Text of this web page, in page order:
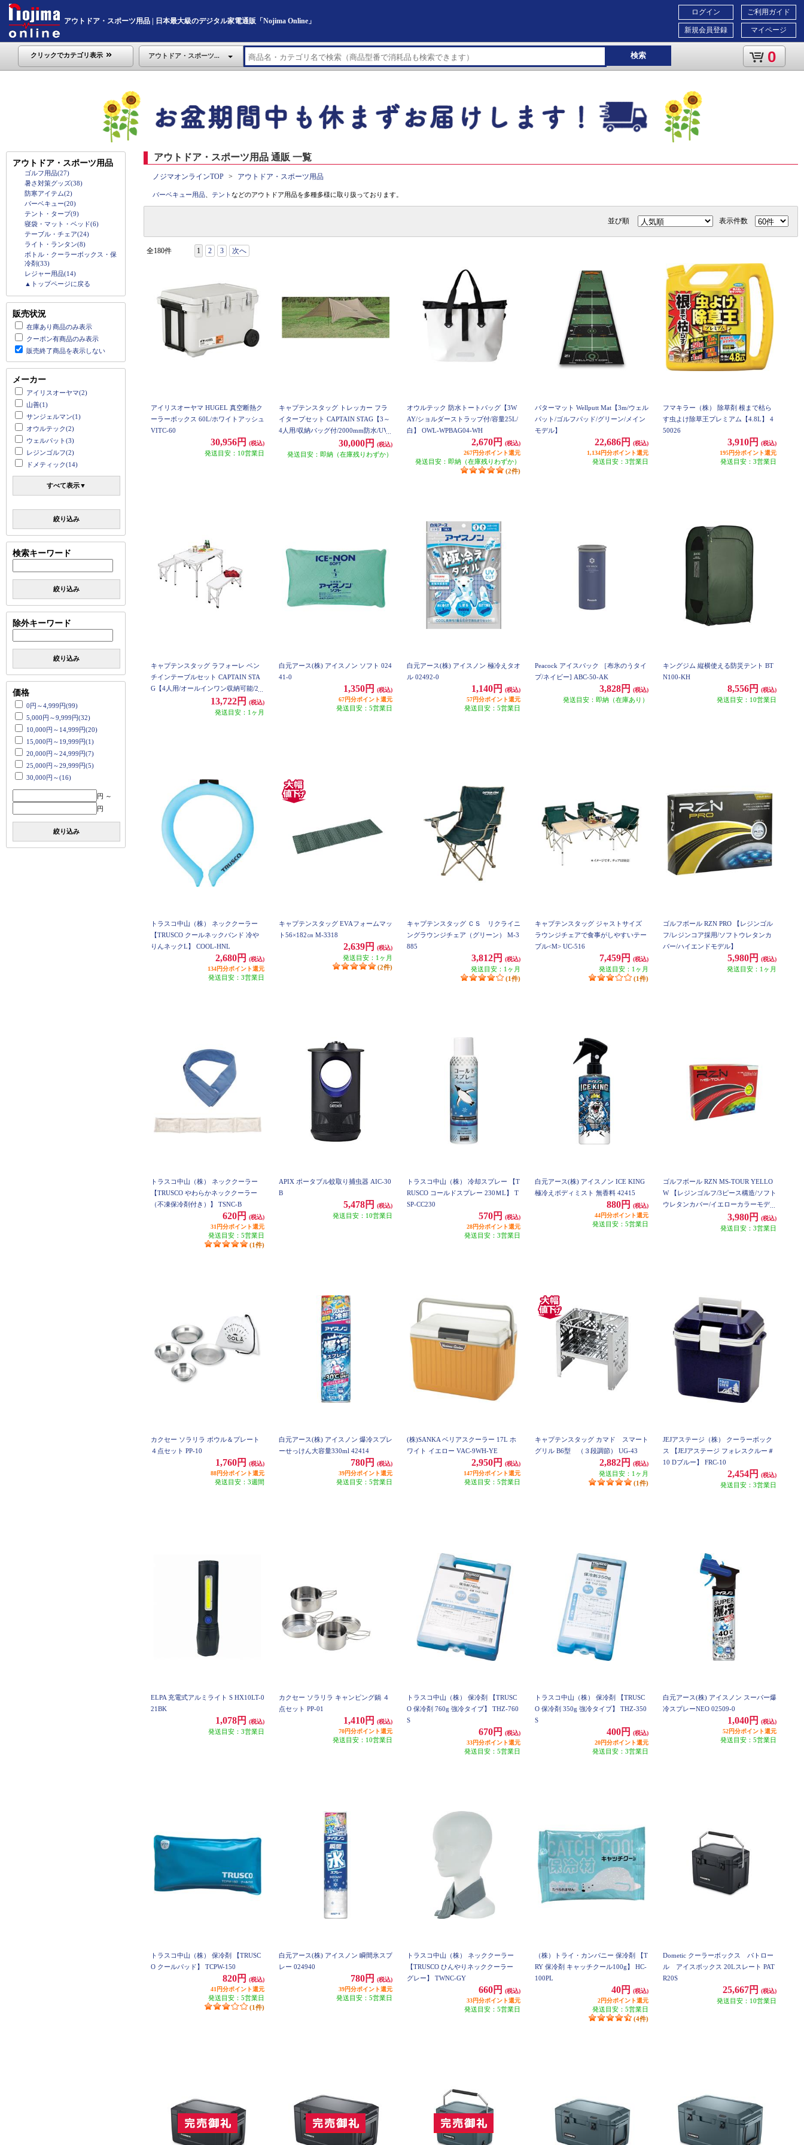
アウトドア・スポーツ用品 | 日本最大級のデジタル家電通販「Nojima Online」
ご利用ガイド
マイページ
ログイン
新規会員登録
クリックでカテゴリ表示 アウトドア・スポーツ... 検索 0
アウトドア・スポーツ用品
ゴルフ用品(27)
暑さ対策グッズ(38)
防寒アイテム(2)
バーベキュー(20)
テント・タープ(9)
寝袋・マット・ベッド(6)
テーブル・チェア(24)
ライト・ランタン(8)
ボトル・クーラーボックス・保
冷剤(33)
レジャー用品(14)
▲トップページに戻る
販売状況
在庫あり商品のみ表示
クーポン有商品のみ表示
販売終了商品を表示しない
メーカー
アイリスオーヤマ(2)
山善(1)
サンジェルマン(1)
オウルテック(2)
ウェルパット(3)
レジンゴルフ(2)
ドメティック(14)
すべて表示▼
絞り込み
検索キーワード
絞り込み
除外キーワード
絞り込み
価格
0円～4,999円(99)
5,000円～9,999円(32)
10,000円～14,999円(20)
15,000円～19,999円(1)
20,000円～24,999円(7)
25,000円～29,999円(5)
30,000円～(16)
円 ～
円
絞り込み
アウトドア・スポーツ用品 通販 一覧
ノジマオンラインTOP アウトドア・スポーツ用品
バーベキュー用品 テントなどのアウトドア用品を多種多様に取り扱っております。
並び順 表示件数
全180件 1 2 3 次へ
アイリスオーヤマ HUGEL 真空断熱ク
ーラーボックス 60L/ホワイトアッシュ
VITC-60
30,956円 (税込)
発送目安：10営業日
キャプテンスタッグ トレッカー フラ
イタープセット CAPTAIN STAG【3～
4人用/収納バッグ付/2000mm防水/UV
カット/カーキ】 UA-109030,000円 (税込)
発送目安：即納（在庫残りわずか）
オウルテック 防水トートバッグ【3W
AY/ショルダーストラップ付/容量25L/
白】 OWL-WPBAG04-WH
2,670円
(税込)
267円分ポイント還元
発送目安：即納（在庫残りわずか）
(2件)
パターマット Wellputt Mat【3m/ウェル
パット/ゴルフパッド/グリーン/メイン
モデル】
22,686円
(税込)
1,134円分ポイント還元
発送目安：3営業日
フマキラー（株） 除草剤 根まで枯ら
す虫よけ除草王プレミアム【4.8L】 4
50026
3,910円
(税込)
195円分ポイント還元
発送目安：3営業日
キャプテンスタッグ ラフォーレ ベン
チインテーブルセット CAPTAIN STA
G【4人用/オールインワン収納可能/2
段階調節可能(テーブル)】 UC-5
13,722円 (税込)
発送目安：1ヶ月
白元アース(株) アイスノン ソフト 024
41-0
1,350円
(税込)
67円分ポイント還元
発送目安：5営業日
白元アース(株) アイスノン 極冷えタオ
ル 02492-0
1,140円
(税込)
57円分ポイント還元
発送目安：5営業日
Peacock アイスパック ［布氷のうタイ
プ/ネイビー] ABC-50-AK
3,828円 (税込)
発送目安：即納（在庫あり）
キングジム 縦横使える防災テント BT
N100-KH
8,556円 (税込)
発送目安：10営業日
トラスコ中山（株） ネッククーラー
【TRUSCO クールネックバンド 冷や
りんネックL】 COOL-HNL
2,680円
(税込)
134円分ポイント還元
発送目安：3営業日
キャプテンスタッグ EVAフォームマッ
ト56×182㎝ M-3318
2,639円 (税込)
発送目安：1ヶ月
(2件)
キャプテンスタッグ ＣＳ リクライニ
ングラウンジチェア（グリーン） M-3
885
3,812円 (税込)
発送目安：1ヶ月
(1件)
キャプテンスタッグ ジャストサイズ
ラウンジチェアで食事がしやすいテー
ブル<M> UC-516
7,459円 (税込)
発送目安：1ヶ月
(1件)
ゴルフボール RZN PRO 【レジンゴル
フ/レジンコア採用/ソフトウレタンカ
バー/ハイエンドモデル】
5,980円 (税込)
発送目安：1ヶ月
トラスコ中山（株） ネッククーラー
【TRUSCO やわらかネッククーラー
（不凍保冷剤付き）】 TSNC-B
620円
(税込)
31円分ポイント還元
発送目安：5営業日
(1件)
APIX ポータブル蚊取り捕虫器 AIC-30
B
5,478円 (税込)
発送目安：10営業日
トラスコ中山（株） 冷却スプレー 【T
RUSCO コールドスプレー 230ＭL】 T
SP-CC230
570円
(税込)
28円分ポイント還元
発送目安：3営業日
白元アース(株) アイスノン ICE KING
極冷えボディミスト 無香料 42415
880円
(税込)
44円分ポイント還元
発送目安：5営業日
ゴルフボール RZN MS-TOUR YELLO
W 【レジンゴルフ/3ピース構造/ソフト
ウレタンカバー/イエローカラーモデ
3,980円 (税込)
発送目安：3営業日
カクセー ソラリラ ボウル＆プレート
４点セット PP-10
1,760円
(税込)
88円分ポイント還元
発送目安：3週間
白元アース(株) アイスノン 爆冷スプレ
ーせっけん大容量330ml 42414
780円
(税込)
39円分ポイント還元
発送目安：5営業日
(株)SANKA ベリアスクーラー 17L ホ
ワイト イエロー VAC-9WH-YE
2,950円
(税込)
147円分ポイント還元
発送目安：5営業日
キャプテンスタッグ カマド スマート
グリル B6型 （３段調節） UG-43
2,882円 (税込)
発送目安：1ヶ月
(1件)
JEJアステージ（株） クーラーボック
ス 【JEJアステージ フォレスクルー＃
10 Dブルー】 FRC-10
2,454円 (税込)
発送目安：3営業日
ELPA 充電式アルミライト S HX10LT-0
21BK
1,078円 (税込)
発送目安：3営業日
カクセー ソラリラ キャンピング鍋 ４
点セット PP-01
1,410円
(税込)
70円分ポイント還元
発送目安：10営業日
トラスコ中山（株） 保冷剤 【TRUSC
O 保冷剤 760g 強冷タイプ】 THZ-760
S
670円
(税込)
33円分ポイント還元
発送目安：5営業日
トラスコ中山（株） 保冷剤 【TRUSC
O 保冷剤 350g 強冷タイプ】 THZ-350
S
400円
(税込)
20円分ポイント還元
発送目安：3営業日
白元アース(株) アイスノン スーパー爆
冷スプレーNEO 02509-0
1,040円
(税込)
52円分ポイント還元
発送目安：5営業日
トラスコ中山（株） 保冷剤 【TRUSC
O クールパッド】 TCPW-150
820円
(税込)
41円分ポイント還元
発送目安：5営業日
(1件)
白元アース(株) アイスノン 瞬間氷スプ
レー 024940
780円
(税込)
39円分ポイント還元
発送目安：5営業日
トラスコ中山（株） ネッククーラー
【TRUSCO ひんやりネッククーラー
グレー】 TWNC-GY
660円
(税込)
33円分ポイント還元
発送目安：5営業日
（株）トライ・カンパニー 保冷剤 【T
RY 保冷剤 キャッチクール100g】 HC-
100PL
40円
(税込)
2円分ポイント還元
発送目安：5営業日
(4件)
Dometic クーラーボックス パトロー
ル アイスボックス 20Lスレート PAT
R20S
25,667円 (税込)
発送目安：10営業日